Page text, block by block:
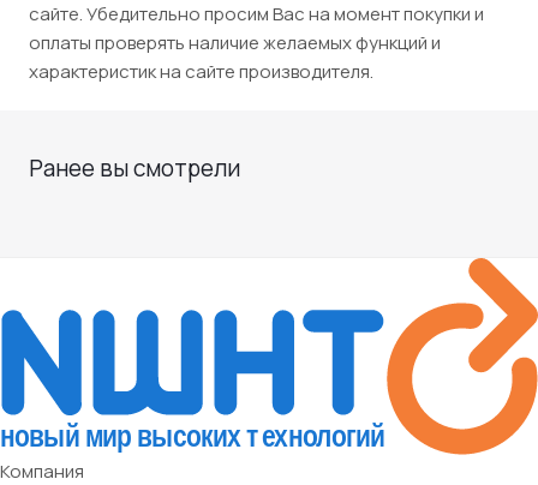
сайте. Убедительно просим Вас на момент покупки и
оплаты проверять наличие желаемых функций и
характеристик на сайте производителя.
Ранее вы смотрели
Компания